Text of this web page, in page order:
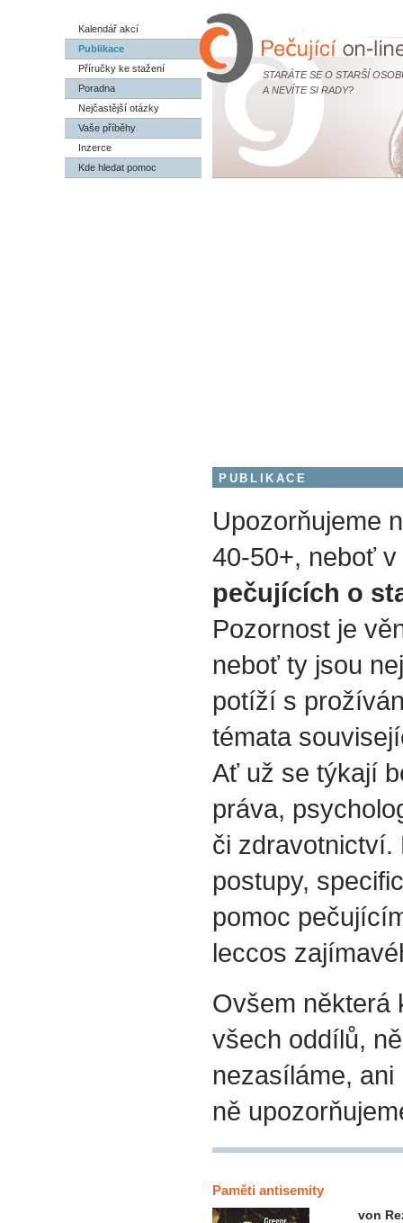
STARÁTE SE O STARŠÍ
A NEVÍTE SI RADY?
Kalendář akcí
Publikace
Příručky ke stažení
Poradna
Nejčastější otázky
Vaše příběhy
Inzerce
Kde hledat pomoc
PUBLIKACE
Upozorňujeme
40-50+, neboť
pečujících o
Pozornost je
neboť ty jsou
potíží s
témata
Ať už se týkají
práva,
či zdravotnictví.
postupy,
pomoc
leccos
Ovšem některá
všech oddílů,
nezasíláme,
ně
Paměti antisemity
von